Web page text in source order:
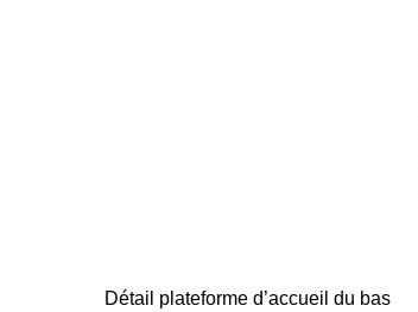
Détail plateforme d’accueil du bas